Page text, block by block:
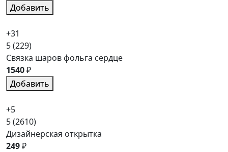
Добавить
+31
5(229)
Связка шаров фольга сердце
1540₽
Добавить
+5
5(2610)
Дизайнерская открытка
249₽